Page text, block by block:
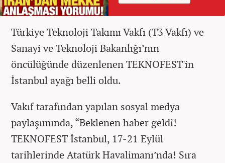
Türkiye Teknoloji Takımı Vakfı (T3 Vakfı) ve
Sanayi ve Teknoloji Bakanlığı’nın
öncülüğünde düzenlenen TEKNOFEST'in
İstanbul ayağı belli oldu.
Vakıf tarafından yapılan sosyal medya
paylaşımında, “Beklenen haber geldi!
TEKNOFEST İstanbul, 17-21 Eylül
tarihlerinde Atatürk Havalimanı’nda! Sıra